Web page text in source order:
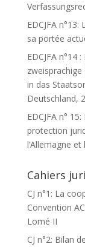
EDCJFA
sa portée
EDCJFA n°14
in das
Deutschland,
EDCJFA n°
protection
l’Allemagne et
Cahiers
CJ n°1: La
Convention
Lomé II
CJ n°2: Bilan